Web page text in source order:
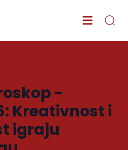
-
Kreativnost i
igraju